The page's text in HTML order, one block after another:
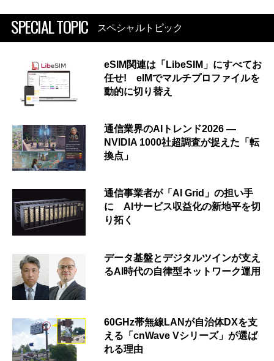
SPECIAL TOPIC スペシャルトピック
eSIM関連は「LibeSIM」にすべてお
任せ! eIMでマルチプロファイルを
動的に切り替え
通信業界のAIトレンド2026 ―
NVIDIA 1000社超調査が捉えた「転
換点」
通信事業者が「AI Grid」の担い手
に AIサービス収益化の新地平を切
り拓く
データ基盤とデジタルツインが支え
るAI時代の自律型ネットワーク運用
60GHz帯無線LANが自治体DXを支
える「cnWave Vシリーズ」が選ば
れる理由